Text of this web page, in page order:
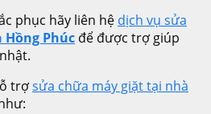
phục hãy liên hệ dịch vụ sửa
Phúc để được trợ giúp
trợsửa chữa máy giặt tại nhà